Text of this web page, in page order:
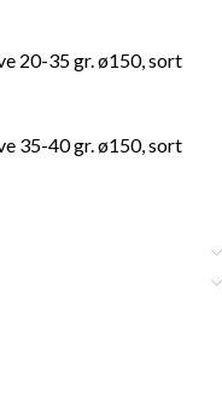
20-35 gr. ø150, sort
35-40 gr. ø150, sort